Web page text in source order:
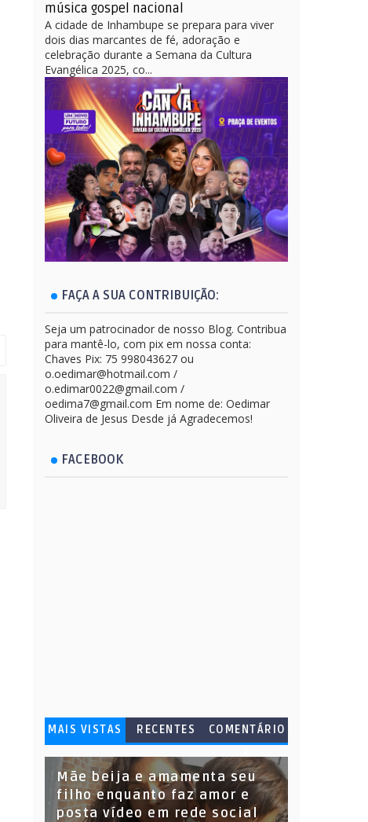
música gospel nacional
A cidade de Inhambupe se prepara para viver
dois dias marcantes de fé, adoração e
celebração durante a Semana da Cultura
Evangélica 2025, co...
FAÇA A SUA CONTRIBUIÇÃO:
Seja um patrocinador de nosso Blog. Contribua
para mantê-lo, com pix em nossa conta:
Chaves Pix: 75 998043627 ou
o.oedimar@hotmail.com /
o.edimar0022@gmail.com /
oedima7@gmail.com Em nome de: Oedimar
Oliveira de Jesus Desde já Agradecemos!
FACEBOOK
MAIS VISTAS RECENTES
COMENTÁRIO
S
Mãe beija e amamenta seu
filho enquanto faz amor e
posta vídeo em rede social